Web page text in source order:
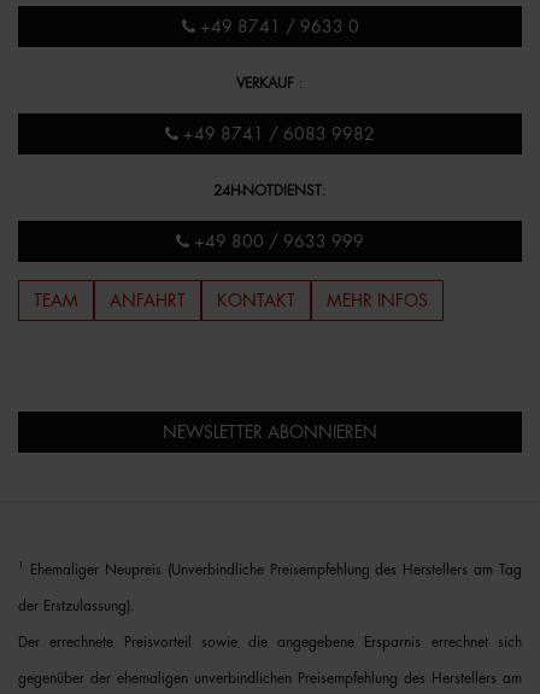
+49 8741 / 9633 0
VERKAUF :
+49 8741 / 6083 9982
24H-NOTDIENST:
+49 800 / 9633 999
TEAM ANFAHRT KONTAKT MEHR INFOS
NEWSLETTER ABONNIEREN
Ehemaliger Neupreis (Unverbindliche Preisempfehlung des Herstellers am Tag
der Erstzulassung).
Der errechnete Preisvorteil sowie die angegebene Ersparnis errechnet sich
gegenüber der ehemaligen unverbindlichen Preisempfehlung des Herstellers am